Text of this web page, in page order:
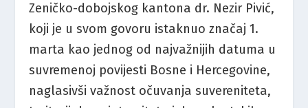
Zeničko-dobojskog kantona dr. Nezir Pivić,
koji je u svom govoru istaknuo značaj 1.
marta kao jednog od najvažnijih datuma u
suvremenoj povijesti Bosne i Hercegovine,
naglasivši važnost očuvanja suvereniteta,